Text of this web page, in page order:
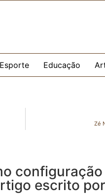
Esporte Educação
Zé
configuração
escrito por